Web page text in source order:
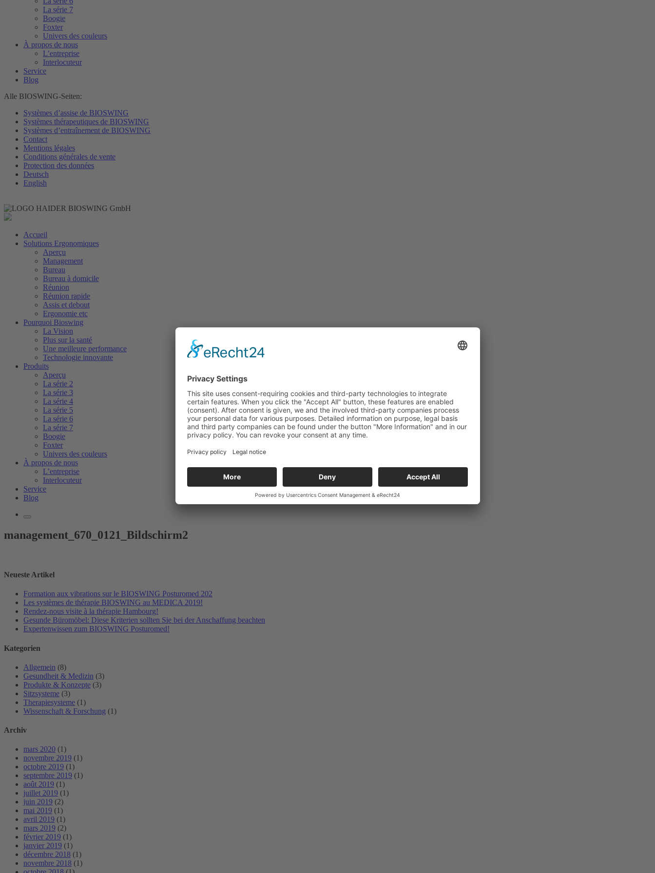
La série 7
Boogie
Foxter
Univers des couleurs
À propos de nous
L’entreprise
Interlocuteur
Service
Blog
Alle BIOSWING-Seiten:
Systèmes d’assise de BIOSWING
Systèmes thérapeutiques de BIOSWING
Systèmes d’entraînement de BIOSWING
Contact
Mentions légales
Conditions générales de vente
Protection des données
Deutsch
English
Accueil
Solutions Ergonomiques
Aperçu
Management
Bureau
Bureau à domicile
Réunion
Réunion rapide
Assis et debout
Ergonomie etc
Pourquoi Bioswing
La Vision
Plus sur la santé
Une meilleure performance
Technologie innovante
Produits
Aperçu
La série 2
La série 3
La série 4
La série 5
La série 6
La série 7
Boogie
Foxter
Univers des couleurs
À propos de nous
L’entreprise
Interlocuteur
Service
Blog
management_670_0121_Bildschirm2
Neueste Artikel
Formation aux vibrations sur le BIOSWING Posturomed 202
Les systèmes de thérapie BIOSWING au MEDICA 2019!
Rendez-nous visite à la thérapie Hambourg!
Gesunde Büromöbel: Diese Kriterien sollten Sie bei der Anschaffung beachten
Expertenwissen zum BIOSWING Posturomed!
Kategorien
Allgemein (8)
Gesundheit & Medizin (3)
Produkte & Konzepte (3)
Sitzsysteme (3)
Therapiesysteme (1)
Wissenschaft & Forschung (1)
Archiv
mars 2020 (1)
novembre 2019 (1)
octobre 2019 (1)
septembre 2019 (1)
août 2019 (1)
juillet 2019 (1)
juin 2019 (2)
mai 2019 (1)
avril 2019 (1)
mars 2019 (2)
février 2019 (1)
janvier 2019 (1)
décembre 2018 (1)
novembre 2018 (1)